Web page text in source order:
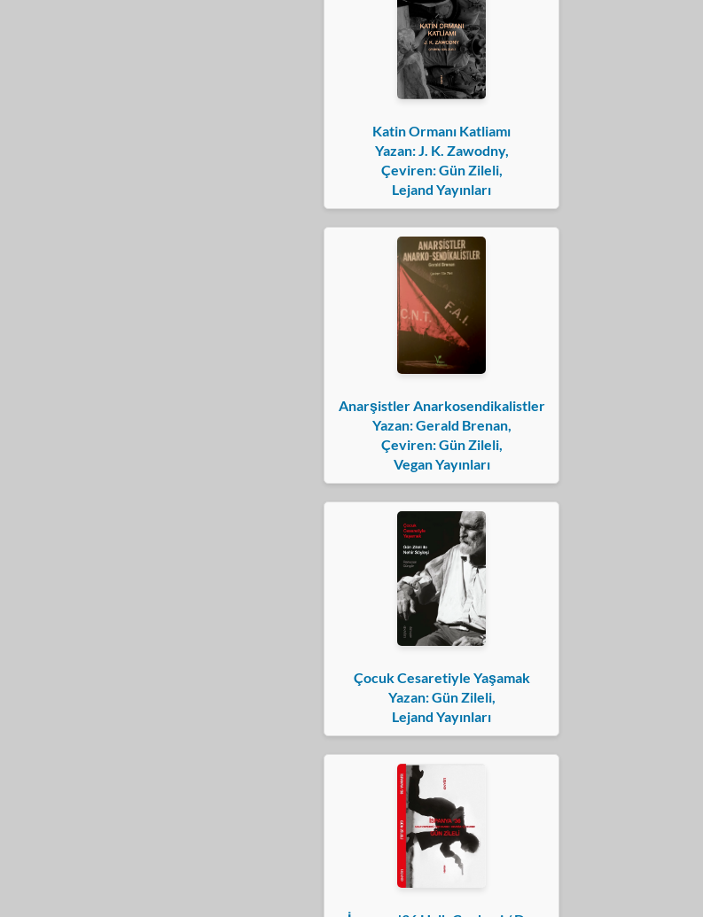
Katin Ormanı Katliamı
Yazan: J. K. Zawodny,
Çeviren: Gün Zileli,
Lejand Yayınları
Anarşistler Anarkosendikalistler
Yazan: Gerald Brenan,
Çeviren: Gün Zileli,
Vegan Yayınları
Çocuk Cesaretiyle Yaşamak
Yazan: Gün Zileli,
Lejand Yayınları